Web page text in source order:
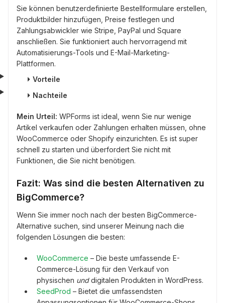
Sie können benutzerdefinierte Bestellformulare erstellen,
Produktbilder hinzufügen, Preise festlegen und
Zahlungsabwickler wie Stripe, PayPal und Square
anschließen. Sie funktioniert auch hervorragend mit
Automatisierungs-Tools und E-Mail-Marketing-
Plattformen.
⏵ Vorteile
⏵ Nachteile
Mein Urteil: WPForms ist ideal, wenn Sie nur wenige
Artikel verkaufen oder Zahlungen erhalten müssen, ohne
WooCommerce oder Shopify einzurichten. Es ist super
schnell zu starten und überfordert Sie nicht mit
Funktionen, die Sie nicht benötigen.
Fazit: Was sind die besten Alternativen zu
BigCommerce?
Wenn Sie immer noch nach der besten BigCommerce-
Alternative suchen, sind unserer Meinung nach die
folgenden Lösungen die besten:
WooCommerce – Die beste umfassende E-
Commerce-Lösung für den Verkauf von
physischen unddigitalen Produkten in WordPress.
SeedProd – Bietet die umfassendsten